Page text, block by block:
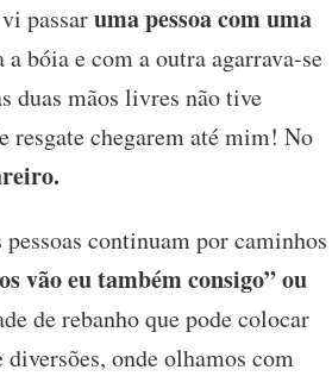
passaruma pessoa com uma
bóia e com a outra agarrava-se
duas mãos livres não tive
resgate chegarem até mim! No
continuam por caminhos
vão eu também consigo” ou
de rebanho que pode colocar
onde olhamos com